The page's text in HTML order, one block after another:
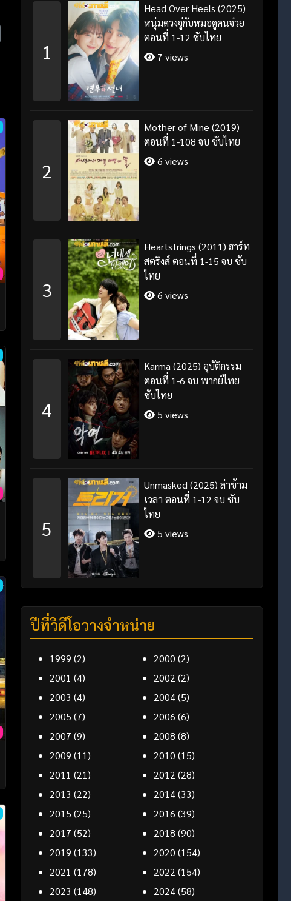
1
Head Over Heels (2025)
หนุ่มดวงจู๋กับหมอดูคนจ๋วย
ตอนที่ 1-12 ซับไทย
7 views
2
Mother of Mine (2019)
ตอนที่ 1-108 จบ ซับไทย
6 views
3
Heartstrings (2011) ฮาร์ท
สตริงส์ ตอนที่ 1-15 จบ ซับ
ไทย
6 views
4
Karma (2025) อุบัติกรรม
ตอนที่ 1-6 จบ พากย์ไทย
ซับไทย
5 views
5
Unmasked (2025) ล่าข้าม
เวลา ตอนที่ 1-12 จบ ซับ
ไทย
5 views
ปีที่วิดีโอวางจำหน่าย
1999 (2) 2000 (2)
2001 (4) 2002 (2)
2003 (4) 2004(5)
2005 (7) 2006 (6)
2007 (9) 2008 (8)
2009 (11) 2010 (15)
2011 (21) 2012 (28)
2013 (22) 2014(33)
2015 (25) 2016 (39)
2017 (52) 2018 (90)
2019 (133) 2020 (154)
2021 (178) 2022 (154)
2023 (148) 2024(58)